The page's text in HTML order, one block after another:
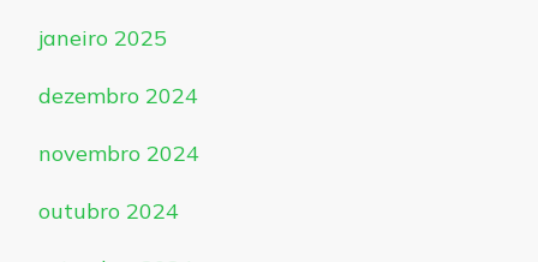
janeiro 2025
dezembro 2024
novembro 2024
outubro 2024